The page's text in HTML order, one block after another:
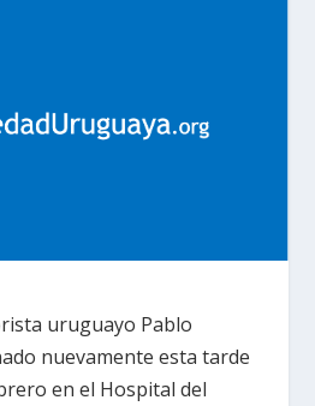
uruguayo Pablo
nuevamente esta tarde
en el Hospital del